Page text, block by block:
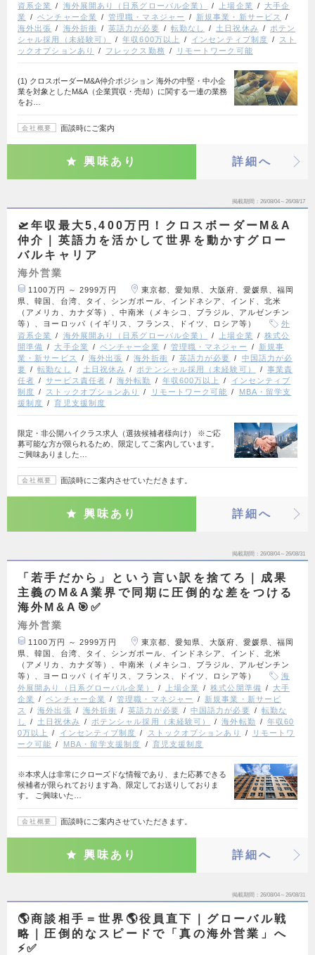
資系企業 海外展開あり（日系グローバル企業） 上場企業
大手企
業
ベンチャー企業 管理職・マネジャー
新規事業・新サービス
海外出張
海外折衝 英語力が必要 転勤なし 土日祝休み
ポテン
シャル採用（未経験可）
年収600万以上 インセンティブ制度
スト
ックオプションあり
フレックス勤務 リモートワーク可能
(1) クロスボーダーM&A仲介ポジション 海外の中堅・中小企
業を対象としたM&A（企業買収・売却）に関する一連の業務
をお…
会社概要 面談時にご案内
興味あり 詳細へ
掲載期間 26/08/04～26/08/17
🛫年収最大5,400万円！クロスボーダーM&A
仲介｜英語力を活かして世界を動かすグロー
バルキャリア
海外営業
1100万円 ～ 2999万円
東京都、愛知県、大阪府、愛媛県、福岡
県、韓国、台湾、タイ、シンガポール、インドネシア、インド、北米
（アメリカ、カナダ等）、中南米（メキシコ、ブラジル、アルゼンチン
等）、ヨーロッパ（イギリス、フランス、ドイツ、ロシア等）
外
資系企業
海外展開あり（日系グローバル企業） 上場企業
株式公
開準備
大手企業 ベンチャー企業 管理職・マネジャー
新規事
業・新サービス
海外出張 海外折衝 英語力が必要
中国語力が必
要
転勤なし 土日祝休み ポテンシャル採用（未経験可）
事業責
任者
サービス責任者 海外転勤 年収600万以上
インセンティブ
制度
ストックオプションあり リモートワーク可能
MBA・留学支
援制度
育児支援制度
限定・非公開ハイクラス求人（選抜候補者様向け） ※ご応
募可能な方が限られるため、限定してご案内しています。
ご興味ありました…
会社概要 面談時にご案内させていただきます。
興味あり 詳細へ
掲載期間 26/08/04～26/08/31
「若手だから」という言い訳を捨てろ｜成果
主義のM&A業界で同期に圧倒的な差をつける
海外M&A🎯✅
海外営業
1100万円 ～ 2999万円
東京都、愛知県、大阪府、愛媛県、福岡
県、韓国、台湾、タイ、シンガポール、インドネシア、インド、北米
（アメリカ、カナダ等）、中南米（メキシコ、ブラジル、アルゼンチン
等）、ヨーロッパ（イギリス、フランス、ドイツ、ロシア等）
海
外展開あり（日系グローバル企業）
上場企業 株式公開準備
大手
企業
ベンチャー企業 管理職・マネジャー
新規事業・新サービ
ス
海外出張 海外折衝 英語力が必要 中国語力が必要
転勤な
し
土日祝休み ポテンシャル採用（未経験可） 海外転勤
年収60
0万以上
インセンティブ制度 ストックオプションあり
リモートワ
ーク可能
MBA・留学支援制度 育児支援制度
※本求人は非常にクローズドな情報であり、また応募できる
候補者が限られております為、限定してお送りしておりま
す。 ご興味いた…
会社概要 面談時にご案内させていただきます。
興味あり 詳細へ
掲載期間 26/08/04～26/08/31
🌎商談相手＝世界🌎役員直下｜グローバル戦
略｜圧倒的なスピードで「真の海外営業」へ
⚡️✅